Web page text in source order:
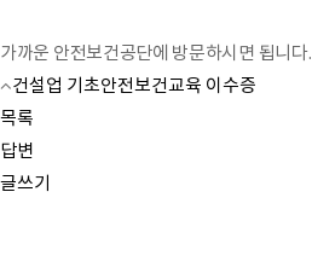
가까운 안전보건공단에 방문하시면 됩니다.
건설업 기초안전보건교육 이수증
목록
답변
글쓰기